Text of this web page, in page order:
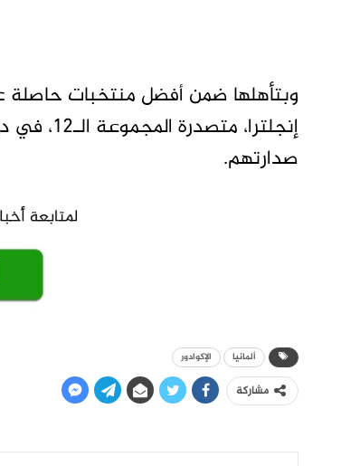
وبتأهلها ضمن أفضل منتخبات حاصلة
صدارتهم.
ألمانيا الإكوادور
مشاركة